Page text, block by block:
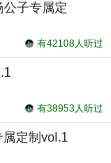
公子专属定
有42108人听过
有38953人听过
定制vol.1